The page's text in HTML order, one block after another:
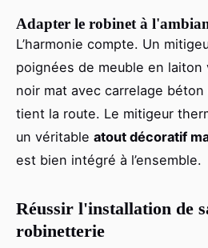
Adapter le robinet à
L’harmonie compte. Un
poignées de meuble en laiton
noir mat avec carrelage béton
tient la route. Le mitigeur
un véritable atout décoratif
est bien intégré à l’ensemble.
Réussir l'installation de
robinetterie